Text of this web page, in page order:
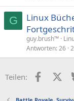
G
Linux
guy.brush™
Antworten 26
Teilen: X
Battle Royale,